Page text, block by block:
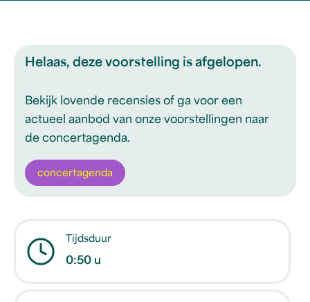
Tijdsduur
0:50 u
Helaas, deze voorstelling is afgelopen.
Bekijk lovende recensies of ga voor een
actueel aanbod van onze voorstellingen naar
de concertagenda.
concertagenda